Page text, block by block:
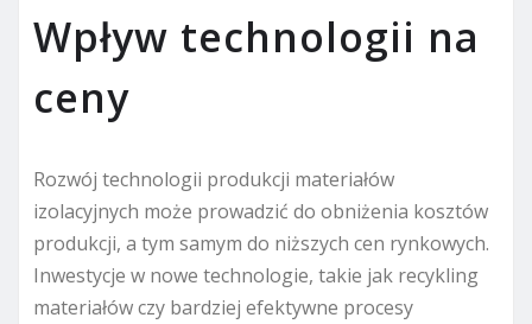
Wpływ technologii na
ceny
Rozwój technologii produkcji materiałów
izolacyjnych może prowadzić do obniżenia kosztów
produkcji, a tym samym do niższych cen rynkowych.
Inwestycje w nowe technologie, takie jak recykling
materiałów czy bardziej efektywne procesy